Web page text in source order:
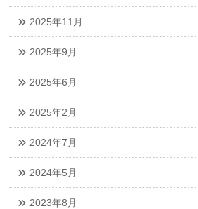
2025年11月
2025年9月
2025年6月
2025年2月
2024年7月
2024年5月
2023年8月